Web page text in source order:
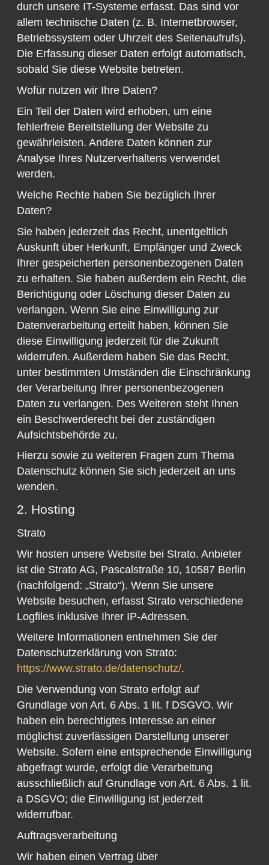
durch unsere IT-Systeme erfasst. Das sind vor
allem technische Daten (z. B. Internetbrowser,
Betriebssystem oder Uhrzeit des Seitenaufrufs).
Die Erfassung dieser Daten erfolgt automatisch,
sobald Sie diese Website betreten.
Wofür nutzen wir Ihre Daten?
Ein Teil der Daten wird erhoben, um eine
fehlerfreie Bereitstellung der Website zu
gewährleisten. Andere Daten können zur
Analyse Ihres Nutzerverhaltens verwendet
werden.
Welche Rechte haben Sie bezüglich Ihrer
Daten?
Sie haben jederzeit das Recht, unentgeltlich
Auskunft über Herkunft, Empfänger und Zweck
Ihrer gespeicherten personenbezogenen Daten
zu erhalten. Sie haben außerdem ein Recht, die
Berichtigung oder Löschung dieser Daten zu
verlangen. Wenn Sie eine Einwilligung zur
Datenverarbeitung erteilt haben, können Sie
diese Einwilligung jederzeit für die Zukunft
widerrufen. Außerdem haben Sie das Recht,
unter bestimmten Umständen die Einschränkung
der Verarbeitung Ihrer personenbezogenen
Daten zu verlangen. Des Weiteren steht Ihnen
ein Beschwerderecht bei der zuständigen
Aufsichtsbehörde zu.
Hierzu sowie zu weiteren Fragen zum Thema
Datenschutz können Sie sich jederzeit an uns
wenden.
2. Hosting
Strato
Wir hosten unsere Website bei Strato. Anbieter
ist die Strato AG, Pascalstraße 10, 10587 Berlin
(nachfolgend: „Strato“). Wenn Sie unsere
Website besuchen, erfasst Strato verschiedene
Logfiles inklusive Ihrer IP-Adressen.
Weitere Informationen entnehmen Sie der
Datenschutzerklärung von Strato:
https://www.strato.de/datenschutz/.
Die Verwendung von Strato erfolgt auf
Grundlage von Art. 6 Abs. 1 lit. f DSGVO. Wir
haben ein berechtigtes Interesse an einer
möglichst zuverlässigen Darstellung unserer
Website. Sofern eine entsprechende Einwilligung
abgefragt wurde, erfolgt die Verarbeitung
ausschließlich auf Grundlage von Art. 6 Abs. 1 lit.
a DSGVO; die Einwilligung ist jederzeit
widerrufbar.
Auftragsverarbeitung
Wir haben einen Vertrag über